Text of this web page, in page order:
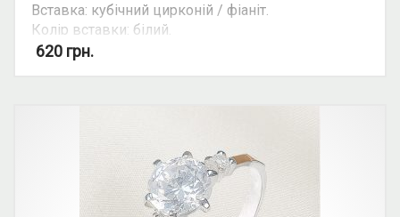
Вставка: кубічний цирконій / фіаніт.
Колір вставки: білий.
Вид: круглий камінь.
620 грн.